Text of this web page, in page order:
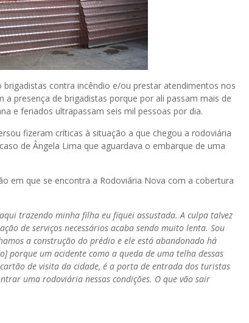
contra incêndio e/ou prestar atendimentos nos
presença de brigadistas porque por ali passam mais de
e feriados ultrapassam seis mil pessoas por dia.
fizeram críticas à situação a que chegou a rodoviária
de Ângela Lima que aguardava o embarque de uma
em que se encontra a Rodoviária Nova com a cobertura
trazendo minha filha eu fiquei assustada. A culpa talvez
de serviços necessários acaba sendo muito lenta. Sou
a construção do prédio e ele está abandonado há
porque um acidente como a queda de uma telha dessas
de visita da cidade, é a porta de entrada dos turistas
uma rodoviária nessas condições. O que vão sair